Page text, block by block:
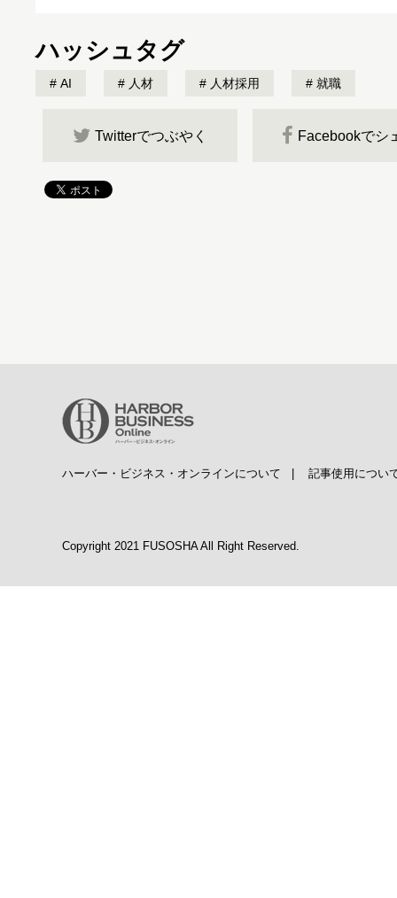
ハッシュタグ
AI 人材 人材採用 就職
Twitterでつぶやく Facebookでシ
ハーバー・ビジネス・オンラインについて 記事使用につい
Copyright 2021 FUSOSHA All Right Reserved.